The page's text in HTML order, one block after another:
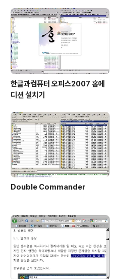
한글과컴퓨터 오피스2007 홈에
디션 설치기
Double Commander